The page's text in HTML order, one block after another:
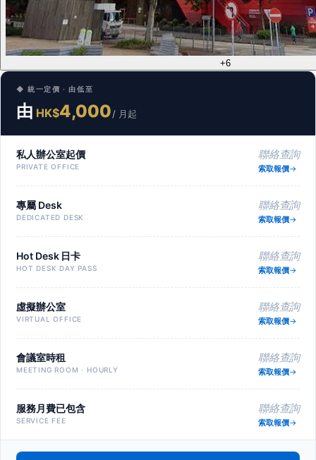
+6
◆ 統一定價 · 由低至
由 HK$4,000/ 月起
私人辦公室起價
PRIVATE OFFICE
聯絡查詢
索取報價
專屬 Desk
DEDICATED DESK
聯絡查詢
索取報價
Hot Desk 日卡
HOT DESK DAY PASS
聯絡查詢
索取報價
虛擬辦公室
VIRTUAL OFFICE
聯絡查詢
索取報價
會議室時租
MEETING ROOM · HOURLY
聯絡查詢
索取報價
服務月費已包含
SERVICE FEE
聯絡查詢
索取報價